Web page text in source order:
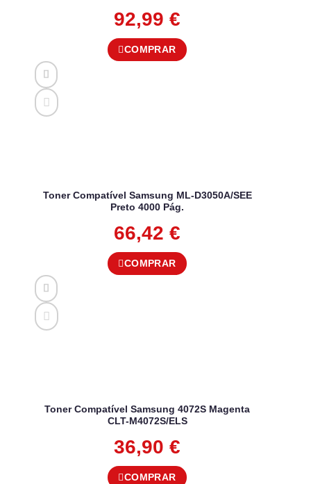
92,99 €
COMPRAR
Toner Compatível Samsung ML-D3050A/SEE
Preto 4000 Pág.
66,42 €
COMPRAR
Toner Compatível Samsung 4072S Magenta
CLT-M4072S/ELS
36,90 €
COMPRAR